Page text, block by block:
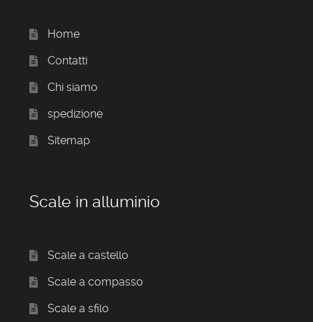
Home
Contatti
Chi siamo
spedizione
Sitemap
Scale in alluminio
Scale a castello
Scale a compasso
Scale a sfilo